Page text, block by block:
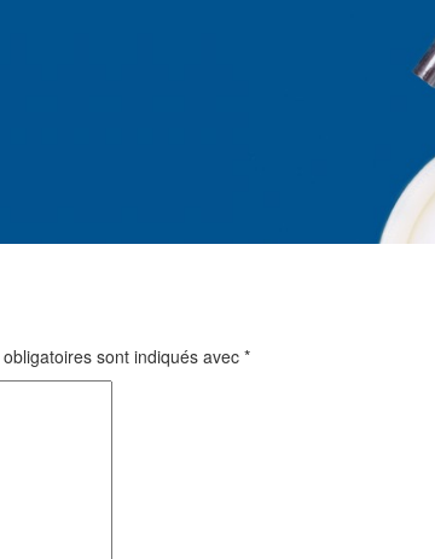
sont indiqués avec*